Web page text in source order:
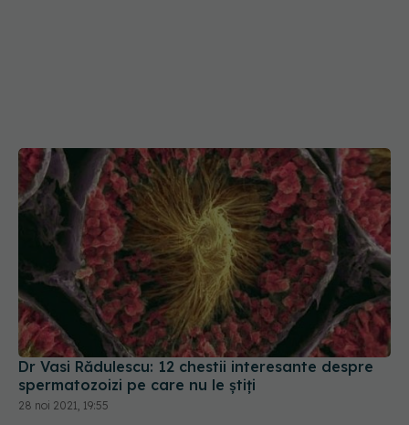
Dr Vasi Rădulescu: 12 chestii interesante despre
spermatozoizi pe care nu le știți
28 noi 2021, 19:55